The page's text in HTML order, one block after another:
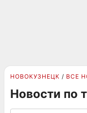
НОВОКУЗНЕЦК ВСЕ
Новости по